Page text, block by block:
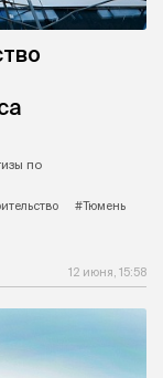
по
#Тюмень
12 июня, 15:58